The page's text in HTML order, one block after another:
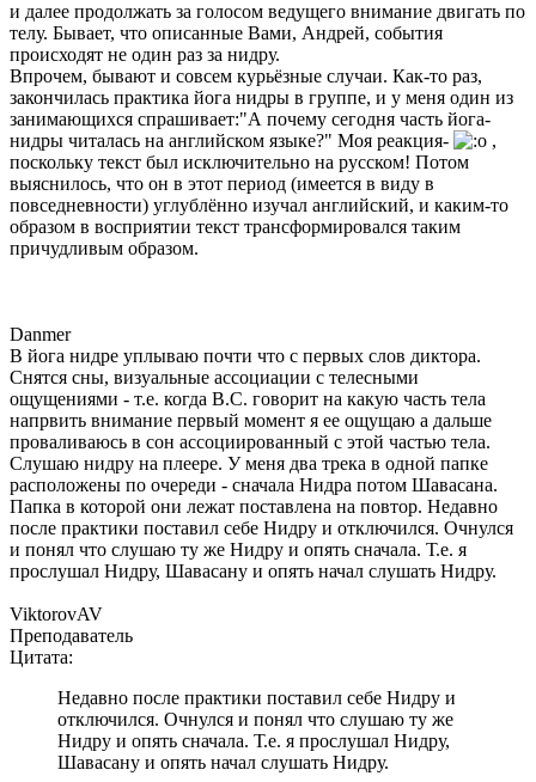
и далее продолжать за голосом ведущего внимание двигать по
телу. Бывает, что описанные Вами, Андрей, события
происходят не один раз за нидру.
Впрочем, бывают и совсем курьёзные случаи. Как-то раз,
закончилась практика йога нидры в группе, и у меня один из
занимающихся спрашивает:"А почему сегодня часть йога-
нидры читалась на английском языке?" Моя реакция-
,
поскольку текст был исключительно на русском! Потом
выяснилось, что он в этот период (имеется в виду в
повседневности) углублённо изучал английский, и каким-то
образом в восприятии текст трансформировался таким
причудливым образом.
Danmer
В йога нидре уплываю почти что с первых слов диктора.
Снятся сны, визуальные ассоциации с телесными
ощущениями - т.е. когда В.С. говорит на какую часть тела
напрвить внимание первый момент я ее ощущаю а дальше
проваливаюсь в сон ассоциированный с этой частью тела.
Слушаю нидру на плеере. У меня два трека в одной папке
расположены по очереди - сначала Нидра потом Шавасана.
Папка в которой они лежат поставлена на повтор. Недавно
после практики поставил себе Нидру и отключился. Очнулся
и понял что слушаю ту же Нидру и опять сначала. Т.е. я
прослушал Нидру, Шавасану и опять начал слушать Нидру.
ViktorovAV
Преподаватель
Цитата:
Недавно после практики поставил себе Нидру и
отключился. Очнулся и понял что слушаю ту же
Нидру и опять сначала. Т.е. я прослушал Нидру,
Шавасану и опять начал слушать Нидру.